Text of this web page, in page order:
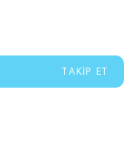
TAKIP ET